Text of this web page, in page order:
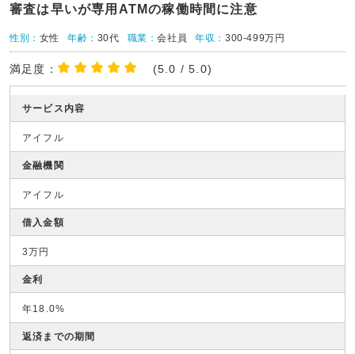
審査は早いが専用ATMの稼働時間に注意
性別： 女性 年齢： 30代 職業：会社員 年収：300-499万円
満足度： (5.0 / 5.0)
サービス内容
アイフル
金融機関
アイフル
借入金額
3万円
金利
年18.0%
返済までの期間